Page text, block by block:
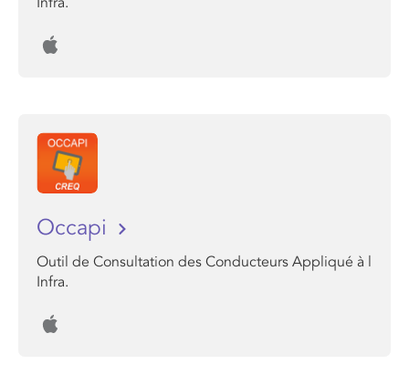
Occapi
Outil de Consultation des Conducteurs Appliqué à l
Infra.